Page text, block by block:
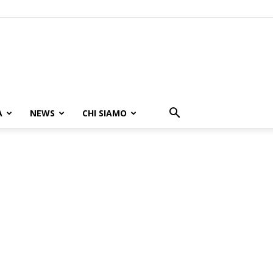
NEWS CHI SIAMO